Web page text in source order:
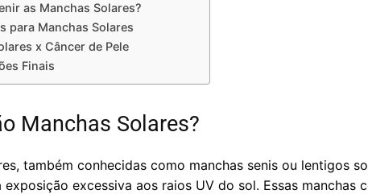
as Manchas Solares?
para Manchas Solares
x Câncer de Pele
Finais
Manchas Solares?
também conhecidas como manchas senis ou lentigos
exposição excessiva aos raios UV do sol. Essas manchas